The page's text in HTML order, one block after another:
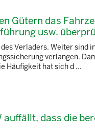
Gütern das
usw.
Verladers. Weiter sind
verlangen.
Häufigkeit hat sich d ...
auffällt, dass die